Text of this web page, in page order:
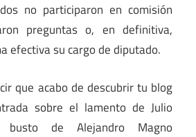
no participaron en comisión
preguntas o, en definitiva,
efectiva su cargo de diputado.
que acabo de descubrir tu blog
sobre el lamento de Julio
de Alejandro Magno